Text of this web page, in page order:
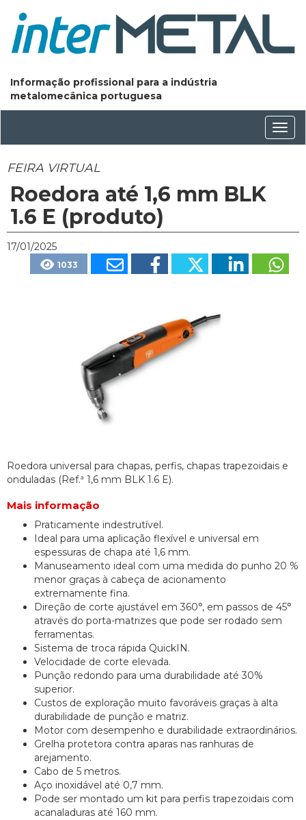
Informação profissional para a indústria
metalomecânica portuguesa
FEIRA VIRTUAL
Roedora até 1,6 mm BLK
1.6 E (produto)
17/01/2025
1033
Roedora universal para chapas, perfis, chapas trapezoidais e
onduladas (Ref.ª 1,6 mm BLK 1.6 E).
Mais informação
Praticamente indestrutível.
Ideal para uma aplicação flexível e universal em
espessuras de chapa até 1,6 mm.
Manuseamento ideal com uma medida do punho 20 %
menor graças à cabeça de acionamento
extremamente fina.
Direção de corte ajustável em 360°, em passos de 45°
através do porta-matrizes que pode ser rodado sem
ferramentas.
Sistema de troca rápida QuickIN.
Velocidade de corte elevada.
Punção redondo para uma durabilidade até 30%
superior.
Custos de exploração muito favoráveis graças à alta
durabilidade de punção e matriz.
Motor com desempenho e durabilidade extraordinários.
Grelha protetora contra aparas nas ranhuras de
arejamento.
Cabo de 5 metros.
Aço inoxidável até 0,7 mm.
Pode ser montado um kit para perfis trapezoidais com
acanaladuras até 160 mm.